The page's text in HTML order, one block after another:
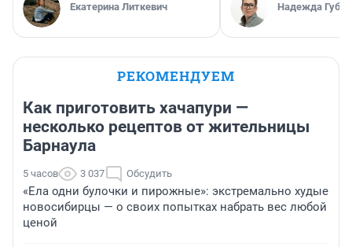
Екатерина Литкевич Надежда
РЕКОМЕНДУЕМ
Как приготовить хачапури —
несколько рецептов от жительницы
Барнаула
5 часов 3 037 Обсудить
«Ела одни булочки и пирожные»: экстремально худые
новосибирцы — о своих попытках набрать вес любой
ценой